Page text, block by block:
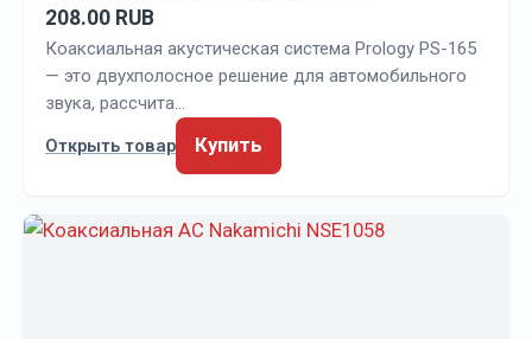
208.00 RUB
Коаксиальная акустическая система Prology PS-165
— это двухполосное решение для автомобильного
звука, рассчита…
Открыть товар
Купить